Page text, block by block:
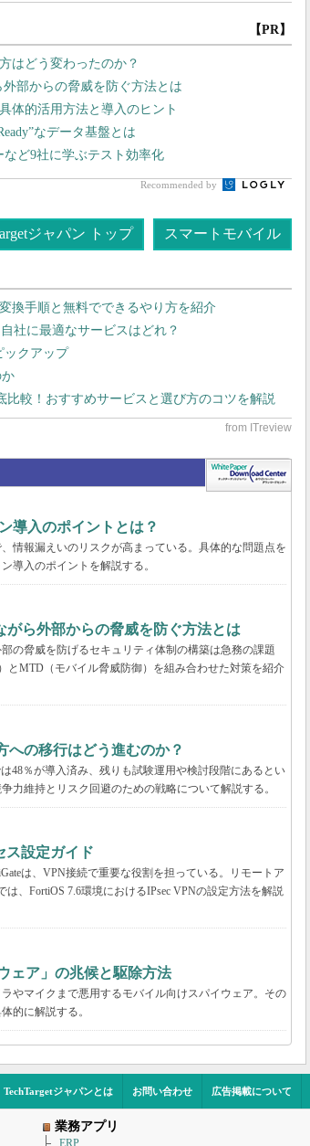
【PR】
はどう変わったのか？
部からの脅威を防ぐ方法とは
体的活用方法と導入のヒント
なデータ基盤とは
ど9社に学ぶテスト効率化
Recommended by
ジャパン トップ スマートモバイル
換手順と無料でできるやり方を紹介
社に最適なサービスはどれ？
ックアップ
比較！おすすめサービスと選び方のコツを解説
導入のポイントとは？
情報漏えいのリスクが高まっている。具体的な問題点を
導入のポイントを解説する。
ら外部からの脅威を防ぐ方法とは
の脅威を防げるセキュリティ体制の構築は急務の課題
MTD（モバイル脅威防御）を組み合わせた対策を紹介
への移行はどう進むのか？
48％が導入済み、残りも試験運用や検討段階にあるとい
力維持とリスク回避のための戦略について解説する。
ス設定ガイド
は、VPN接続で重要な役割を担っている。リモートア
、FortiOS 7.6環境におけるIPsec VPNの設定方法を解説
ェア」の兆候と駆除方法
やマイクまで悪用するモバイル向けスパイウェア。その
的に解説する。
TechTargetジャパンとは お問い合わせ 広告掲載について
業務アプリ